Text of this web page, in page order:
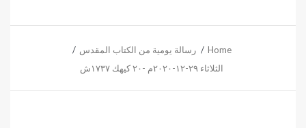
Home
رسالة يومية من الكتاب المقدس
الثلاثاء ٢٩-١٢-٢٠٢٠م -٢٠ كيهك ١٧٣٧ش